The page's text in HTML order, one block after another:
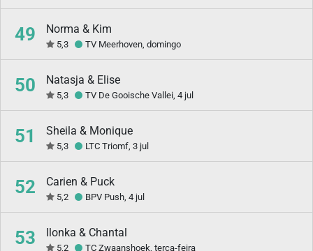
49 Norma & Kim
5,3 TV Meerhoven, domingo
50 Natasja & Elise
5,3 TV De Gooische Vallei, 4 jul
51 Sheila & Monique
5,3 LTC Triomf, 3 jul
52 Carien & Puck
5,2 BPV Push, 4 jul
53 Ilonka & Chantal
5,2 TC Zwaanshoek, terça-feira